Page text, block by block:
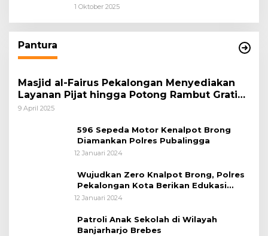
1 Oktober 2025
Pantura
Masjid al-Fairus Pekalongan Menyediakan
Layanan Pijat hingga Potong Rambut Gratis
bagi Pemudik Lebaran 2025
9 April 2025
596 Sepeda Motor Kenalpot Brong
Diamankan Polres Pubalingga
12 Januari 2024
Wujudkan Zero Knalpot Brong, Polres
Pekalongan Kota Berikan Edukasi
Kepada Pelajar
12 Januari 2024
Patroli Anak Sekolah di Wilayah
Banjarharjo Brebes